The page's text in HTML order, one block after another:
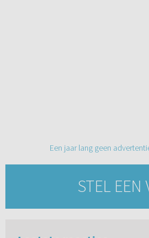
Een jaar lang geen
STEL EEN